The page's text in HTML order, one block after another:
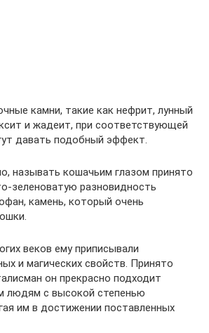
камни, такие как нефрит, лунный
и жадеит, при соответствующей
давать подобный эффект.
называть кошачьим глазом принято
зеленоватую разновидность
камень, который очень
веков ему приписывали
и магических свойств. Принято
он прекрасно подходит
людям с высокой степенью
им в достижении поставленных